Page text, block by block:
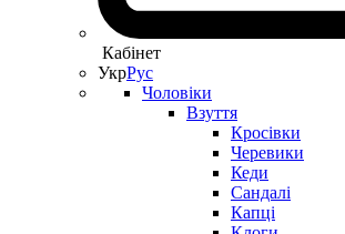
Кабінет
УкрРус
Чоловіки
Взуття
Кросівки
Черевики
Кеди
Сандалі
Капці